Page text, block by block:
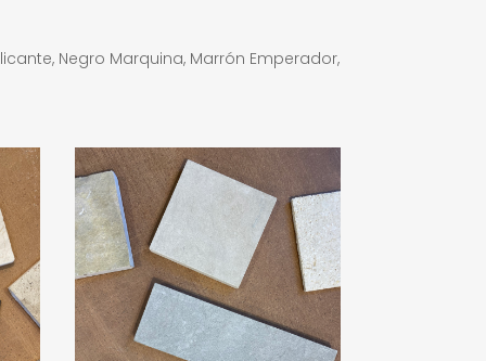
Negro Marquina, Marrón Emperador,